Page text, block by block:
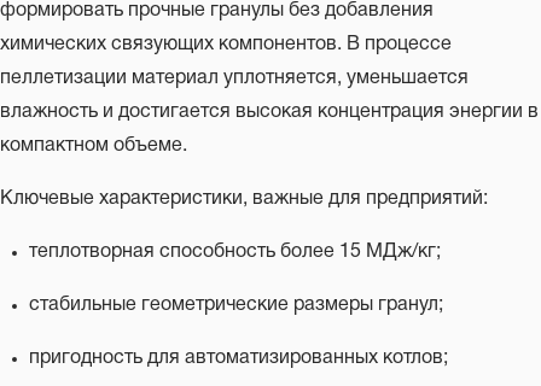
формировать прочные гранулы без добавления
химических связующих компонентов. В процессе
пеллетизации материал уплотняется, уменьшается
влажность и достигается высокая концентрация энергии в
компактном объеме.
Ключевые характеристики, важные для предприятий:
теплотворная способность более 15 МДж/кг;
стабильные геометрические размеры гранул;
пригодность для автоматизированных котлов;